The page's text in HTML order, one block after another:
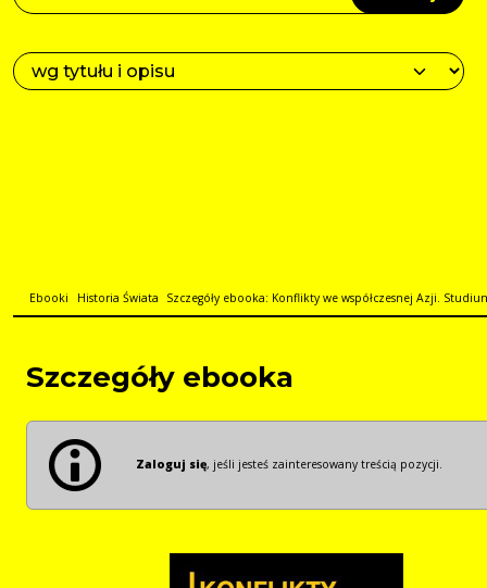
Ebooki Historia Świata Szczegóły ebooka: Konflikty we współczesnej Azji.
Szczegóły ebooka
Zaloguj się, jeśli jesteś zainteresowany treścią pozycji.